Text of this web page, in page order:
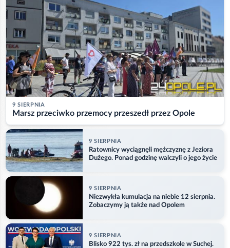
9 SIERPNIA
Marsz przeciwko przemocy przeszedł przez Opole
9 SIERPNIA
Ratownicy wyciągnęli mężczyznę z Jeziora
Dużego. Ponad godzinę walczyli o jego życie
9 SIERPNIA
Niezwykła kumulacja na niebie 12 sierpnia.
Zobaczymy ją także nad Opolem
9 SIERPNIA
Blisko 922 tys. zł na przedszkole w Suchej.